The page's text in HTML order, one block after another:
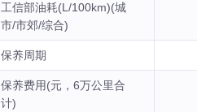
工信部油耗(L/100km)(城
市/市郊/综合)
保养周期
保养费用(元，6万公里合
计)